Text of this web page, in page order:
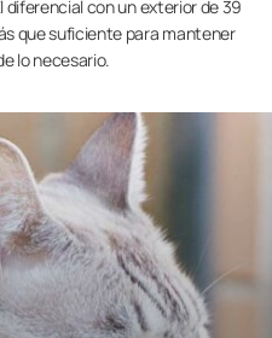
diferencial con un exterior de 39
que suficiente para mantener
lo necesario.